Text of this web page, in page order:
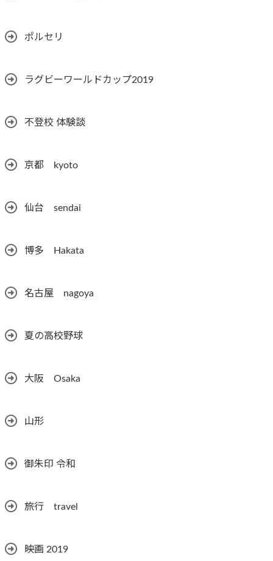
ポルセリ
ラグビーワールドカップ2019
不登校 体験談
京都 kyoto
仙台 sendai
博多 Hakata
名古屋 nagoya
夏の高校野球
大阪 Osaka
山形
御朱印 令和
旅行 travel
映画 2019